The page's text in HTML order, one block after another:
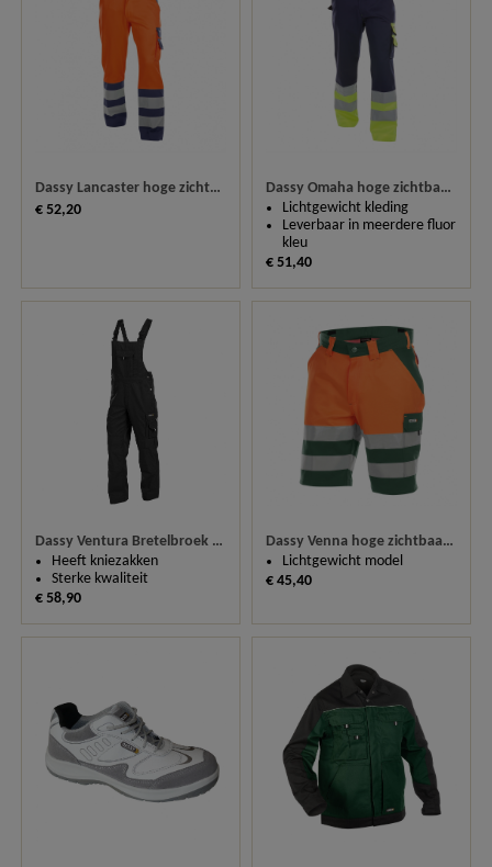
Dassy Lancaster hoge zichtbaarheidswerkbroek 200612
€ 52,20
Dassy Omaha hoge zichtbaarheidsbroek 200620
Lichtgewicht kleding
Leverbaar in meerdere fluor
kleu
€ 51,40
Dassy Ventura Bretelbroek 400101
Heeft kniezakken
Sterke kwaliteit
€ 58,90
Dassy Venna hoge zichtbaarheidswerkshort 250030
Lichtgewicht model
€ 45,40